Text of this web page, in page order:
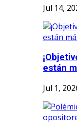
Jul 14,
están
Jul 1,